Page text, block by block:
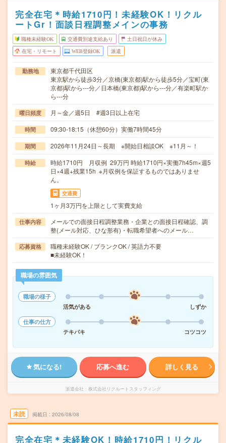
完全在宅＊時給1710円！未経験OK！リクル
ートGr！面談日程調整メインの事務
職種未経験OK 交通費別途支給あり 土日祝日が休み
在宅・リモート WEB登録OK 派遣
勤務地
東京都千代田区
東京駅から徒歩3分／京橋(東京都)駅から徒歩5分／宝町(東
京都)駅から---分／日本橋(東京都)駅から---分／有楽町駅か
ら---分
曜日頻度 月～金／週5日 #週3日以上在宅
時間 09:30-18:15（休憩60分）実働7時間45分
期間 2026年11月24日～長期 ※開始日相談OK ※11月～！
時給
時給1710円 月収例 29万円 時給1710円×実働7h45m×週5
日×4週+残業15h ※月収例を保証するものではありませ
ん。
交通費
1ヶ月3万円を上限として実費支給
仕事内容
メールでの面接日程調整業務・企業との面接日程確認、調
整(メール対応、ひな形有)・転職希望者へのメール…
応募資格
職種未経験OK / ブランクOK / 英語力不要
■未経験OK！
職場の雰囲気
職場の様子
活気がある
しずか
仕事の仕方
テキパキ
コツコツ
気になる! 応募へ進む 詳しく見る
派遣会社 株式会社リクルートスタッフィング
未読 掲載日 2026/08/08
完全在宅＊未経験OK！時給1710円！リクル